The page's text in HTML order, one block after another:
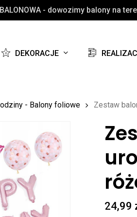
- dowozimy balony na
DEKORACJE
Koszyk
- Balony foliowe Zestaw
24,99